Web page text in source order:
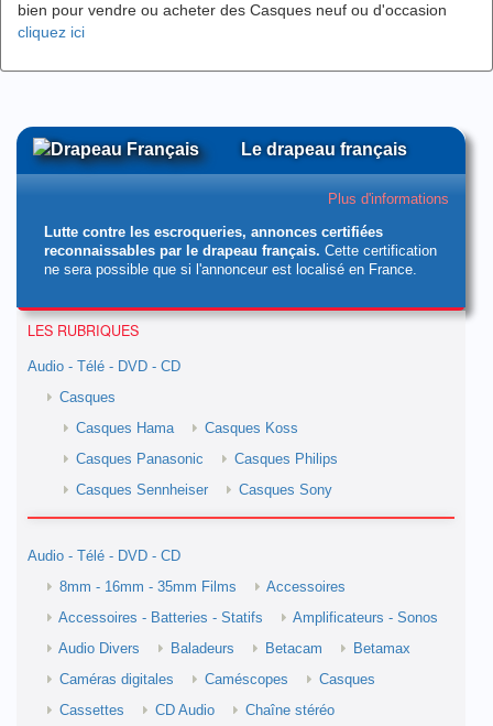
bien pour vendre ou acheter des Casques neuf ou d'occasion
cliquez ici
Le drapeau français
Plus d'informations
Lutte contre les escroqueries, annonces certifiées
reconnaissables par le drapeau français. Cette certification
ne sera possible que si l'annonceur est localisé en France.
LES RUBRIQUES
Audio - Télé - DVD - CD
Casques
Casques Hama
Casques Koss
Casques Panasonic
Casques Philips
Casques Sennheiser
Casques Sony
Audio - Télé - DVD - CD
8mm - 16mm - 35mm Films
Accessoires
Accessoires - Batteries - Statifs
Amplificateurs - Sonos
Audio Divers
Baladeurs Betacam
Betamax
Caméras digitales
Caméscopes
Casques
Cassettes
CD Audio
Chaîne stéréo